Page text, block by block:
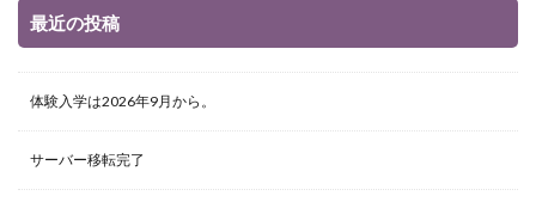
最近の投稿
体験入学は2026年9月から。
サーバー移転完了